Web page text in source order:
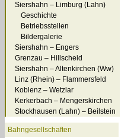
Siershahn – Limburg (Lahn)
Geschichte
Betriebsstellen
Bildergalerie
Siershahn – Engers
Grenzau – Hillscheid
Siershahn – Altenkirchen (Ww)
Linz (Rhein) – Flammersfeld
Koblenz – Wetzlar
Kerkerbach – Mengerskirchen
Stockhausen (Lahn) – Beilstein
Bahngesellschaften